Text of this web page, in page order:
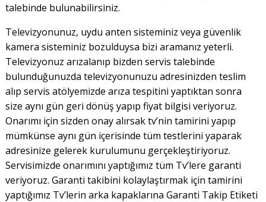
talebinde bulunabilirsiniz.
Televizyonunuz, uydu anten sisteminiz veya güvenlik
kamera sisteminiz bozulduysa bizi aramanız yeterli.
Televizyonuz arızalanıp bizden servis talebinde
bulunduğunuzda televizyonunuzu adresinizden teslim
alıp servis atölyemizde arıza tespitini yaptıktan sonra
size aynı gün geri dönüş yapıp fiyat bilgisi veriyoruz.
Onarımı için sizden onay alırsak tv’nin tamirini yapıp
mümkünse aynı gün içerisinde tüm testlerini yaparak
adresinize gelerek kurulumunu gerçekleştiriyoruz.
Servisimizde onarımını yaptığımız tüm Tv’lere garanti
veriyoruz. Garanti takibini kolaylaştırmak için tamirini
yaptığımız Tv’lerin arka kapaklarına Garanti Takip Etiketi